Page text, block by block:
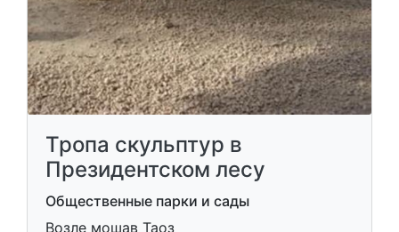
Тропа скульптур в
Президентском лесу
Общественные парки и сады
Возле мошав Таоз